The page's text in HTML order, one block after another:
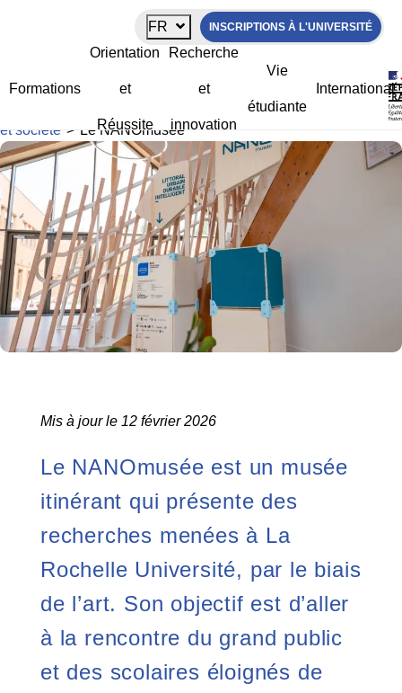
FR INSCRIPTIONS À L'UNIVERSITÉ
Formations
Orientation
et
Réussite
Recherche
et
innovation
Vie
étudiante
International
Le NANOmusée
Recherche et innovation
Science
et société > Le NANOmusée
Mis à jour le 12 février 2026
Le NANOmusée est un musée
itinérant qui présente des
recherches menées à La
Rochelle Université, par le biais
de l’art. Son objectif est d’aller
à la rencontre du grand public
et des scolaires éloignés de
Panneau de gestion des cookies